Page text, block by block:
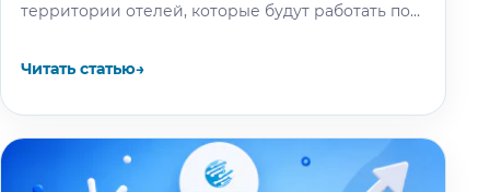
территории отелей, которые будут работать под
Читать статью→